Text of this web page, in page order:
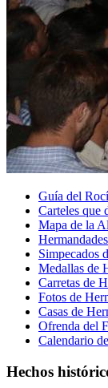
Guía del
Carteles que
Mapa de la
Simpecados
Medallas de
Carretas de
Fotos de
Casas de
Ofrenda del
Calendario
Hechos